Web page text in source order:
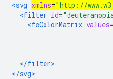
<svg xmlns="http://
<filter id=
<feColorMatrix values=
0.280  0.673
-0.012  0.043
0.000  0.000
</filter>
</svg>